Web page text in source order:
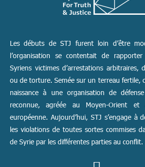
Les débuts de STJ furent loin d’être
l’organisation se contentait de
Syriens victimes d’arrestations arbitraires,
ou de torture. Semée sur un terreau fertile,
naissance à une organisation de
reconnue, agréée au Moyen-Orient
européenne. Aujourd’hui, STJ s’engage à
les violations de toutes sortes commises
de Syrie par les différentes parties au conflit.